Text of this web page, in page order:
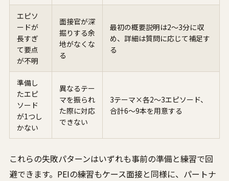
エピソ
ードが
長すぎ
て要点
が不明
面接官が深
掘りする余
地がなくな
る
最初の概要説明は2〜3分に収
め、詳細は質問に応じて補足す
る
準備し
たエピ
ソード
が1つし
かない
異なるテー
マを振られ
た際に対応
できない
3テーマ×各2〜3エピソード、
合計6〜9本を用意する
これらの失敗パターンはいずれも事前の準備と練習で回
避できます。PEIの練習もケース面接と同様に、パートナ